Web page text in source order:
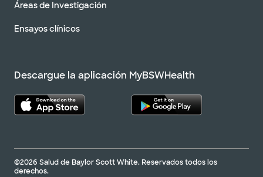
Áreas de Investigación
Ensayos clínicos
Descargue la aplicación MyBSWHealth
©2026 Salud de Baylor Scott White. Reservados todos los
derechos.